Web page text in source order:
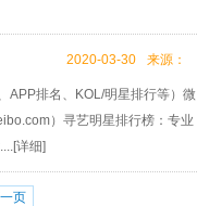
来源：
2020-03-30
APP排名、KOL/明星排行等）微
）寻艺明星排行榜：专业
详细]
页